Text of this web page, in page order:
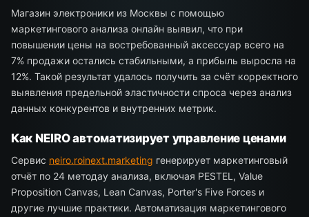
Магазин электроники из Москвы с помощью
маркетингового анализа онлайн выявил, что при
повышении цены на востребованный аксессуар всего на
7% продажи остались стабильными, а прибыль выросла на
12%. Такой результат удалось получить за счёт корректного
выявления предельной эластичности спроса через анализ
данных конкурентов и внутренних метрик.
Как NEIRO автоматизирует управление ценами
Сервис neiro.roinext.marketing генерирует маркетинговый
отчёт по 24 методау анализа, включая PESTEL, Value
Proposition Canvas, Lean Canvas, Porter's Five Forces и
другие лучшие практики. Автоматизация маркетингового